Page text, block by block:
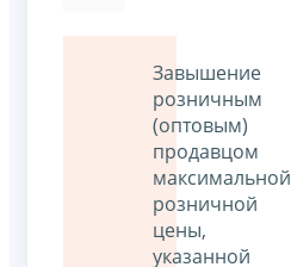
Завышение
розничным
(оптовым)
продавцом
максимальной
розничной
цены,
указанной